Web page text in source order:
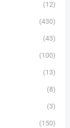
(12)
(430)
(43)
(100)
(13)
(8)
(3)
(150)